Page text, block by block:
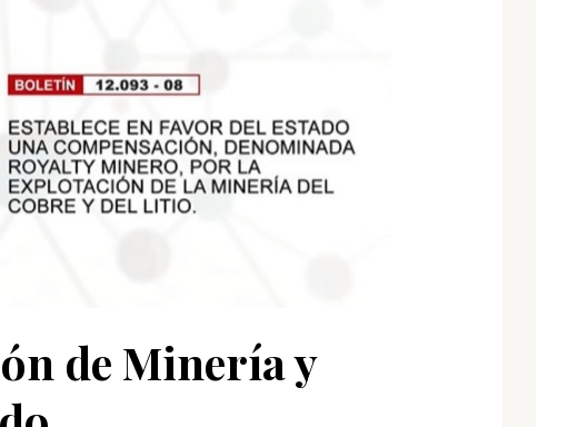
de Minería y